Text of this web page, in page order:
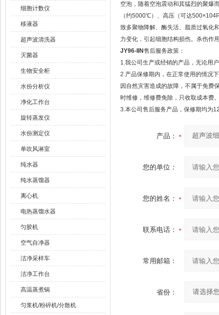
细胞计数仪
移液器
超声波清洗器
灭菌器
生物安全柜
水份分析仪
净化工作台
旋转蒸发仪
水份测定仪
单吹风淋室
纯水器
纯水蒸馏器
离心机
电热蒸馏水器
匀胶机
空气自净器
洁净采样车
洁净工作台
高温蒸煮锅
匀浆机/粉碎机/分散机
空泡，随着空泡震动和其猛烈的聚爆
（约5000℃）、高压（可达
致多聚物降解、酶失活、脂质过氧化
力变化，引起细胞结构损伤。杀伤作
JY96-IIN售后服务政策：
1.我公司生产或经销的产品，无论用
2.产品保修期内，在正常使用的情况
因自然灾害造成的故障，不属于免费
时维修，维修费免除，只收取成本费
3.本公司售后服务产品，保修期均为
产品：
您的单位：
您的姓名：
联系电话：
常用邮箱：
省份：